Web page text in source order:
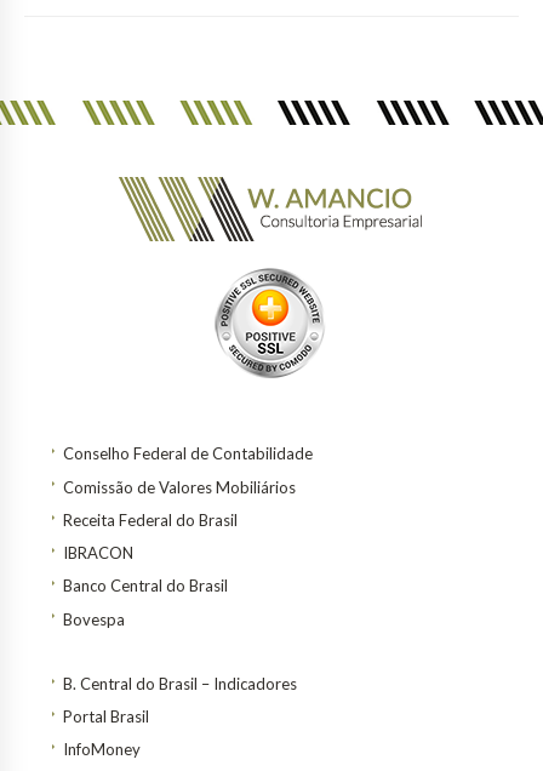
Conselho Federal de Contabilidade
Comissão de Valores Mobiliários
Receita Federal do Brasil
IBRACON
Banco Central do Brasil
Bovespa
B. Central do Brasil – Indicadores
Portal Brasil
InfoMoney